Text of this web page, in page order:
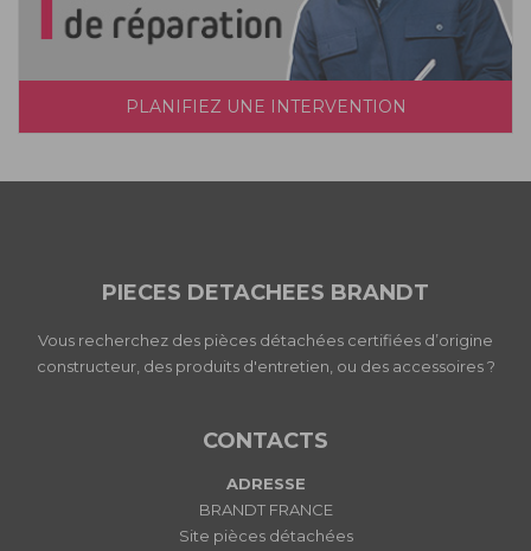
PLANIFIEZ UNE INTERVENTION
PIECES DETACHEES BRANDT
Vous recherchez des pièces détachées certifiées d’origine
constructeur, des produits d'entretien, ou des accessoires ?
CONTACTS
ADRESSE
BRANDT FRANCE
Site pièces détachées